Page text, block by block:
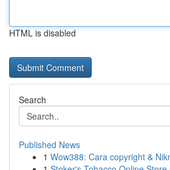
HTML is disabled
Search
Published News
1 Wow388: Cara copyright &